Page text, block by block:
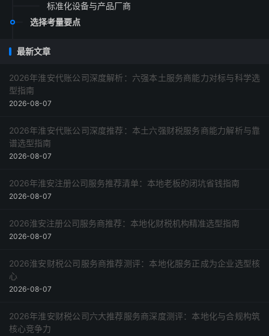
标准化设备与产品厂商
选择考量要点
最新文章
2026年淮安代账公司深度解析：六强本土服务商能力对标与科学选
型指南
2026-08-07
2026年淮安代账公司深度推荐：本土六强财税服务商能力解析与靠
谱选型指南
2026-08-07
2026年淮安注册公司服务推荐清单：本地老板的闭坑省钱指南
2026-08-07
2026淮安注册公司服务商推荐：本地化财税机构精准选型指南
2026-08-07
2026淮安财税公司服务商推荐测评：本地化服务正成为企业选型核
心
2026-08-07
2026年淮安财税公司六大推荐服务商深度测评：本地化与合规构筑
核心竞争力